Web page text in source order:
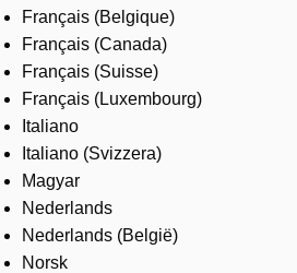
Français (Belgique)
Français (Canada)
Français (Suisse)
Français (Luxembourg)
Italiano
Italiano (Svizzera)
Magyar
Nederlands
Nederlands (België)
Norsk